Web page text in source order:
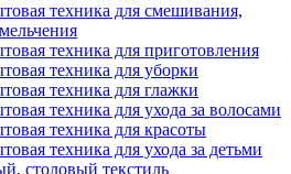
техника для смешивания,
техника для приготовления
техника для уборки
техника для глажки
техника для ухода за волосами
техника для красоты
техника для ухода за детьми
столовый текстиль